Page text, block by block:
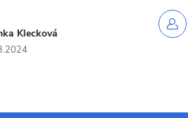
Klecková